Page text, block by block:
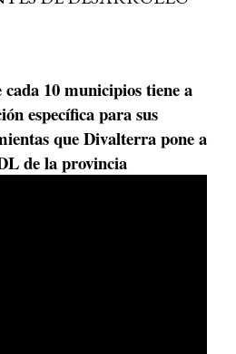
cada 10 municipios tiene a
específica para sus
que Divalterra pone a
de la provincia